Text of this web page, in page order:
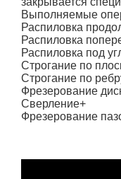
Выполняемые
Распиловка
Распиловка
Распиловка под
Строгание по
Строгание по
Фрезерование
Сверление+
Фрезерование